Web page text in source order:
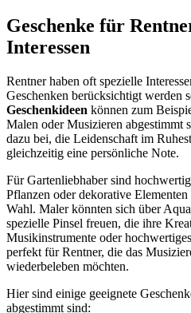
Geschenke für
Interessen
Rentner haben oft spezielle
Geschenken berücksichtigt werden
Geschenkideen können zum
Malen oder Musizieren abgestimmt
dazu bei, die Leidenschaft im
gleichzeitig eine persönliche Note.
Für Gartenliebhaber sind
Pflanzen oder dekorative
Wahl. Maler könnten sich über
spezielle Pinsel freuen, die ihre
Musikinstrumente oder
perfekt für Rentner, die das
wiederbeleben möchten.
Hier sind einige geeignete
abgestimmt sind: